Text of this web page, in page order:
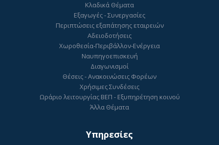
Κλαδικά Θέματα
Εξαγωγές - Συνεργασίες
Περιπτώσεις εξαπάτησης εταιρειών
Αδειοδοτήσεις
Χωροθεσία-Περιβάλλον-Ενέργεια
Ναυπηγοεπισκευή
Διαγωνισμοί
Θέσεις - Ανακοινώσεις Φορέων
Χρήσιμες Συνδέσεις
Ωράριο λειτουργίας ΒΕΠ - Εξυπηρέτηση κοινού
Άλλα Θέματα
Υπηρεσίες